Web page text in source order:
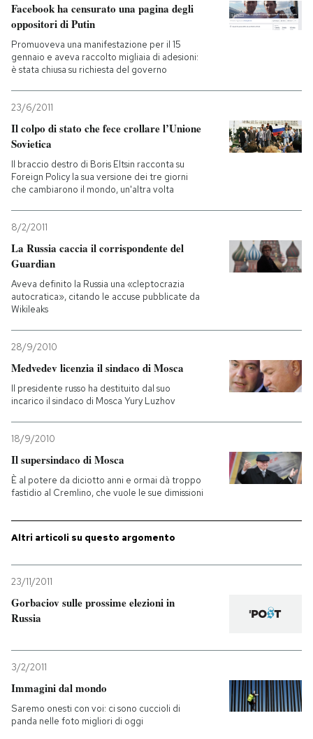
CALENDARIO
AREA PERSONALE
Facebook ha censurato una pagina degli
oppositori di Putin
Promuoveva una manifestazione per il 15
gennaio e aveva raccolto migliaia di adesioni:
è stata chiusa su richiesta del governo
23/6/2011
Il colpo di stato che fece crollare l’Unione
Sovietica
Il braccio destro di Boris Eltsin racconta su
Foreign Policy la sua versione dei tre giorni
che cambiarono il mondo, un'altra volta
8/2/2011
La Russia caccia il corrispondente del
Guardian
Aveva definito la Russia una «cleptocrazia
autocratica», citando le accuse pubblicate da
Wikileaks
28/9/2010
Medvedev licenzia il sindaco di Mosca
Il presidente russo ha destituito dal suo
incarico il sindaco di Mosca Yury Luzhov
18/9/2010
Il supersindaco di Mosca
È al potere da diciotto anni e ormai dà troppo
fastidio al Cremlino, che vuole le sue dimissioni
Altri articoli su questo argomento
23/11/2011
Gorbaciov sulle prossime elezioni in
Russia
3/2/2011
Immagini dal mondo
Saremo onesti con voi: ci sono cuccioli di
panda nelle foto migliori di oggi